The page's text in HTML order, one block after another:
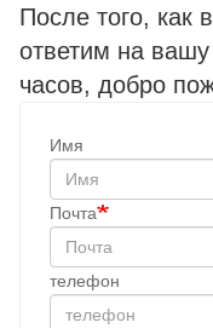
После того, как
ответим на
часов, добро
Имя
Почта
телефон